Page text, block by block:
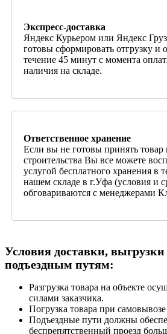
Экспресс-доставка
Яндекс Курьером или Яндекс
готовы сформировать отгрузку и
течение 45 минут с момента
наличия на складе.
Ответственное хранение
Если вы не готовы принять товар
строительства Вы все можете
услугой бесплатного хранения в
нашем складе в г.Уфа (условия и
обговариваются с менеджерами
Условия доставки,
подъездным путям:
Разгрузка товара на объекте
силами заказчика.
Погрузка товара при
Подъездные пути должны
беспрепятственный проезд